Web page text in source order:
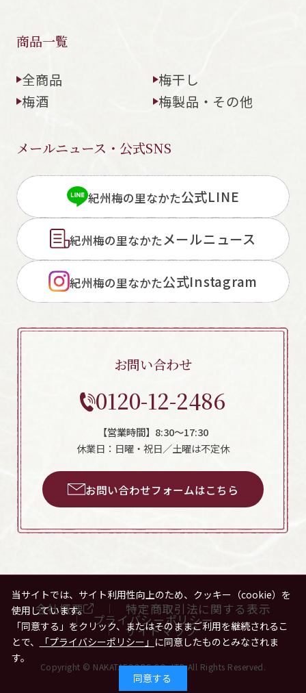
休業日：日曜・祝日／土曜は不定休
閉じる
商品一覧
全商品
梅干し
梅酒
梅製品・その他
メールニュース・公式SNS
紀州梅の里なかた公式LINE
紀州梅の里なかたメールニュース
紀州梅の里なかた公式Instagram
お問い合わせ
0120-12-2486
【営業時間】8:30～17:30
休業日：日曜・祝日／土曜は不定休
お問い合わせフォームはこちら
会社概要 特定商取引法に関する表示
プライバシーポリシー
サイトマップ
Copyright © NAKATAFOODS.CO.,LTD All Rights Reserved.
当サイトでは、サイト利用性向上のため、クッキー（cookie）を
使用しています。
「同意する」をクリック、またはそのままご利用を継続されるこ
とで、
「プライバシーポリシー」 に同意したものとみなされま
す。
同意する